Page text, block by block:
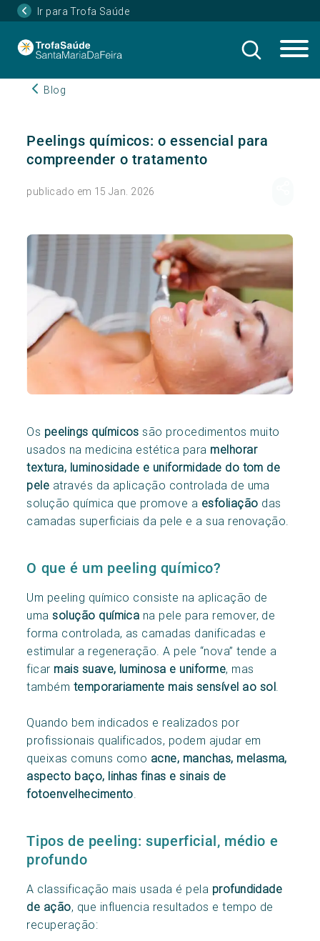
Ir para Trofa Saúde
Blog
Peelings químicos: o essencial para
compreender o tratamento
publicado em 15 Jan. 2026
Os peelings químicos são procedimentos muito
usados na medicina estética para melhorar
textura, luminosidade e uniformidade do tom de
pele através da aplicação controlada de uma
solução química que promove a esfoliação das
camadas superficiais da pele e a sua renovação.
O que é um peeling químico?
Um peeling químico consiste na aplicação de
umasolução química na pele para remover, de
forma controlada, as camadas danificadas e
estimular a regeneração. A pele “nova” tende a
ficar mais suave, luminosa e uniforme, mas
também temporariamente mais sensível ao sol.
Quando bem indicados e realizados por
profissionais qualificados, podem ajudar em
queixas comuns como acne, manchas, melasma,
aspecto baço, linhas finas e sinais de
fotoenvelhecimento
Tipos de peeling: superficial, médio e
profundo
A classificação mais usada é pela profundidade
de ação, que influencia resultados e tempo de
recuperação: